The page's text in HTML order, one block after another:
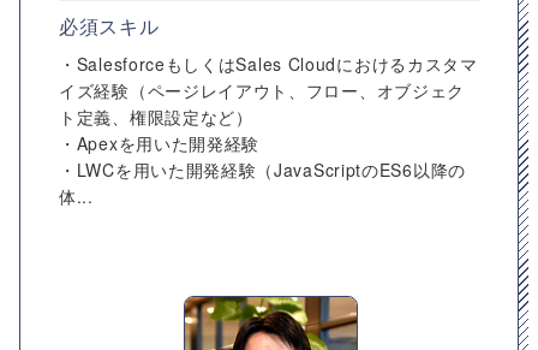
必須スキル
・SalesforceもしくはSales Cloudにおけるカスタマ
イズ経験（ページレイアウト、フロー、オブジェク
ト定義、権限設定など）
・Apexを用いた開発経験
・LWCを用いた開発経験（JavaScriptのES6以降の
体...